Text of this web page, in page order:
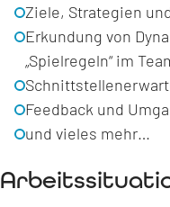
Ziele, Strategien
Erkundung von
„Spielregeln“ im
Feedback und
und vieles mehr…